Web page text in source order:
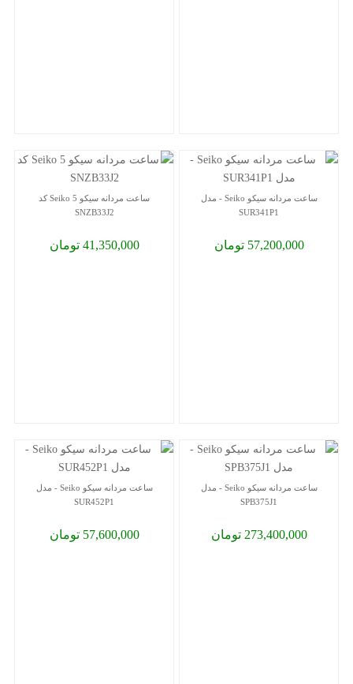
ساعت مردانه سیکو Seiko - مدل
SUR341P1
57,200,000 تومان
ساعت مردانه سیکو 5 Seiko کد
SNZB33J2
41,350,000 تومان
ساعت مردانه سیکو Seiko - مدل
SPB375J1
273,400,000 تومان
ساعت مردانه سیکو Seiko - مدل
SUR452P1
57,600,000 تومان